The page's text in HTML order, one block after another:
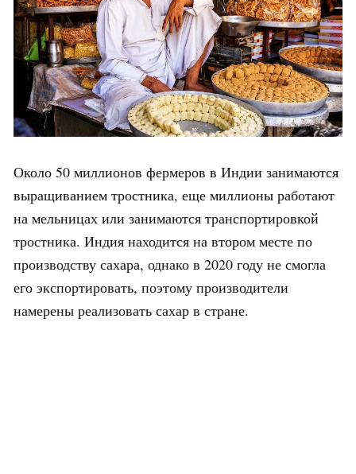
Около 50 миллионов фермеров в Индии занимаются
выращиванием тростника, еще миллионы работают
на мельницах или занимаются транспортировкой
тростника. Индия находится на втором месте по
производству сахара, однако в 2020 году не смогла
его экспортировать, поэтому производители
намерены реализовать сахар в стране.